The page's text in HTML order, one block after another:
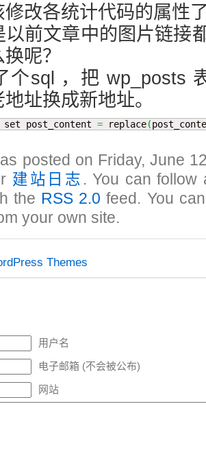
修改各统计代码的属性
以前文章中的图片链接
呢？
个sql ，把 wp_posts
址换成新地址。
set post_content = replace(
posted on Friday, June
建站日志 . You can follow
the RSS 2.0 feed. You
your own site.
Themes
用户名
电子邮箱 (不会被公布)
网站